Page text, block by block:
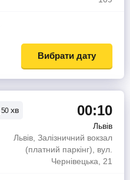
Вибрати дату
50 хв 00:10
Львів
Львів, Залізничний вокзал
(платний паркінг), вул.
Чернівецька, 21